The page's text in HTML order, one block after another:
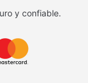
y confiable.